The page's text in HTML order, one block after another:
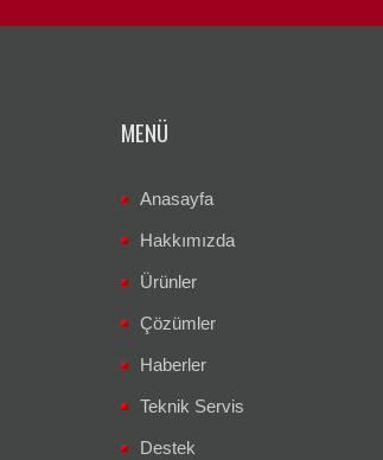
MENÜ
Anasayfa
Hakkımızda
Ürünler
Çözümler
Haberler
Teknik Servis
Destek